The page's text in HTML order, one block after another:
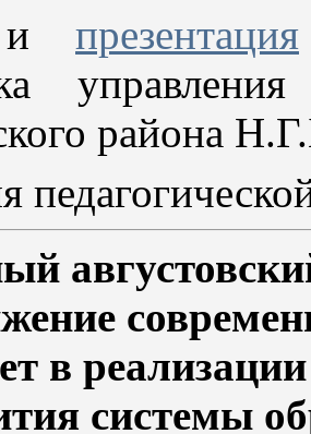
презентация
района
в
системы